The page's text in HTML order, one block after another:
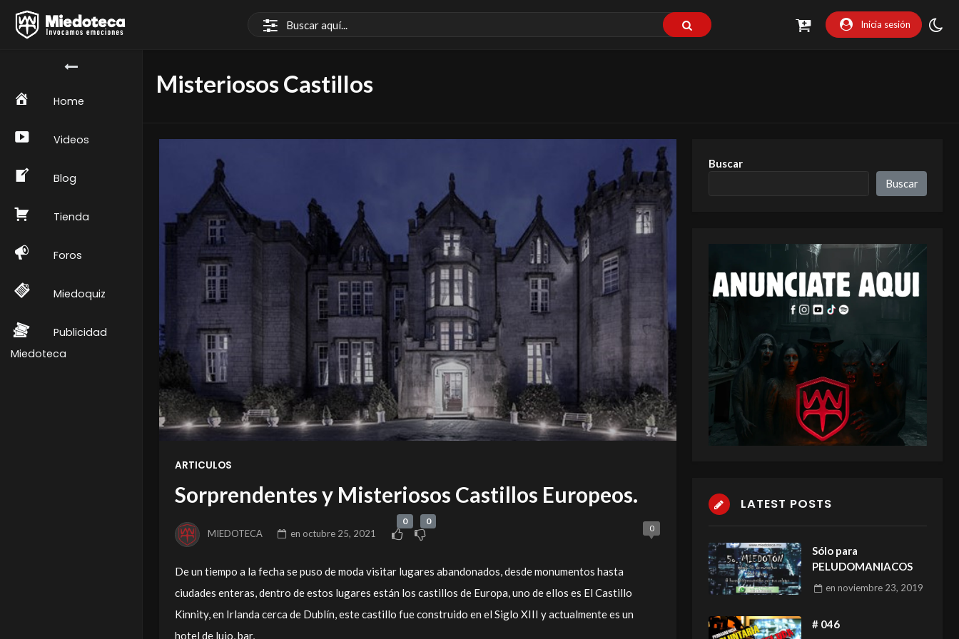
Inicia sesión
Home
Videos
Blog
Tienda
Foros
Miedoquiz
Publicidad
Miedoteca
Misteriosos Castillos
ARTICULOS
Sorprendentes y Misteriosos Castillos Europeos.
MIEDOTECA en octubre 25, 2021
0 0
0
De un tiempo a la fecha se puso de moda visitar lugares abandonados, desde monumentos hasta
ciudades enteras, dentro de estos lugares están los castillos de Europa, uno de ellos es El Castillo
Kinnity, en Irlanda cerca de Dublín, este castillo fue construido en el Siglo XIII y actualmente es un
hotel de lujo, bar,
Buscar
Buscar
LATEST POSTS
Sólo para
PELUDOMANIACOS
ennoviembre 23, 2019
# 046